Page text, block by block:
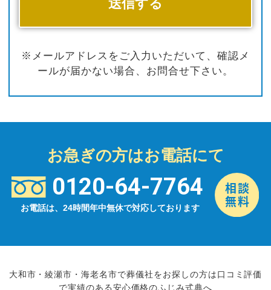
※メールアドレスをご入力いただいて、確認メ
ールが届かない場合、お問合せ下さい。
お急ぎの方はお電話にて
0120-64-7764
お電話は、24時間年中無休で対応しております
大和市・綾瀬市・海老名市で葬儀社をお探しの方は口コミ評価
で実績のある安心価格のふじみ式典へ